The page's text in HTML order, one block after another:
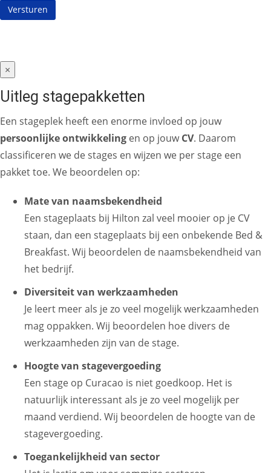
×
Uitleg stagepakketten
Een stageplek heeft een enorme invloed op jouw
persoonlijke ontwikkeling en op jouwCV. Daarom
classificeren we de stages en wijzen we per stage een
pakket toe. We beoordelen op:
Mate van naamsbekendheid
Een stageplaats bij Hilton zal veel mooier op je CV
staan, dan een stageplaats bij een onbekende Bed &
Breakfast. Wij beoordelen de naamsbekendheid van
het bedrijf.
Diversiteit van werkzaamheden
Je leert meer als je zo veel mogelijk werkzaamheden
mag oppakken. Wij beoordelen hoe divers de
werkzaamheden zijn van de stage.
Hoogte van stagevergoeding
Een stage op Curacao is niet goedkoop. Het is
natuurlijk interessant als je zo veel mogelijk per
maand verdiend. Wij beoordelen de hoogte van de
stagevergoeding.
Toegankelijkheid van sector